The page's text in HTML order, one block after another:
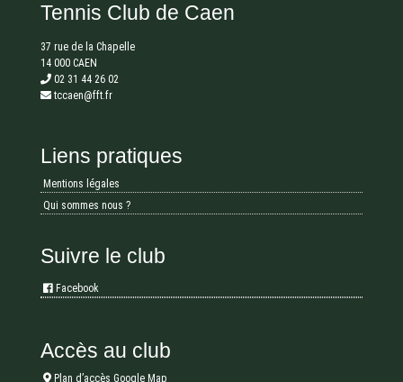
Tennis Club de Caen
37 rue de la Chapelle
14 000 CAEN
02 31 44 26 02
tccaen@fft.fr
Liens pratiques
Mentions légales
Qui sommes nous ?
Suivre le club
Facebook
Accès au club
Plan d’accès Google Map